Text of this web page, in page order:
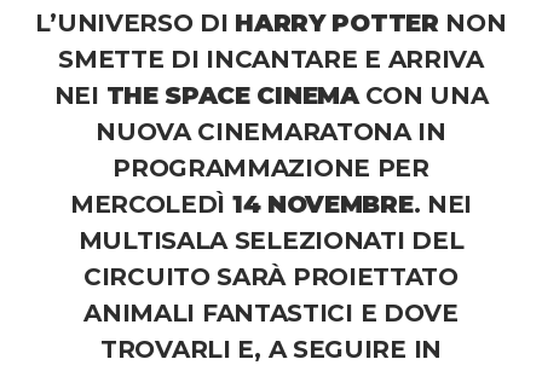
L’UNIVERSO DI HARRY POTTER NON
SMETTE DI INCANTARE E ARRIVA
NEI THE SPACE CINEMACON UNA
NUOVA CINEMARATONA IN
PROGRAMMAZIONE PER
MERCOLEDÌ 14 NOVEMBRE. NEI
MULTISALA SELEZIONATI DEL
CIRCUITO SARÀ PROIETTATO
ANIMALI FANTASTICI E DOVE
TROVARLI E, A SEGUIRE IN